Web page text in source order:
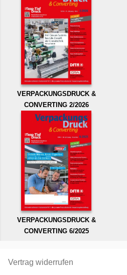
VERPACKUNGSDRUCK &
CONVERTING 2/2026
VERPACKUNGSDRUCK &
CONVERTING 6/2025
Vertrag widerrufen